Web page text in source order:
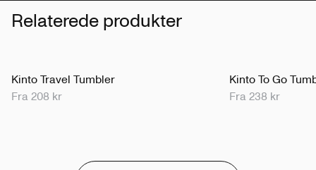
Relaterede produkter
Kinto Travel Tumbler
Fra 208 kr
Kinto To Go
Fra 238 kr